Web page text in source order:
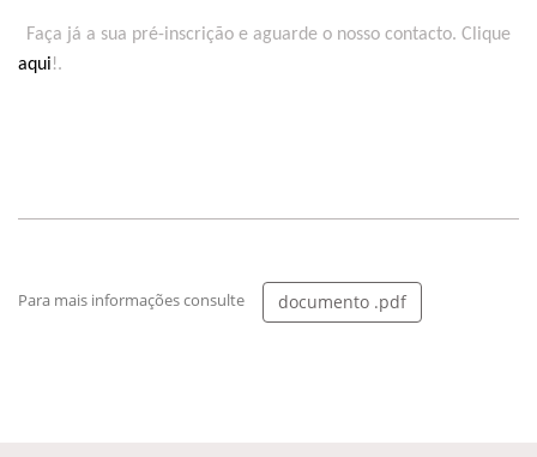
Faça já a sua pré-inscrição e aguarde o nosso contacto. Clique
aqui!.
Para mais informações consulte documento .pdf